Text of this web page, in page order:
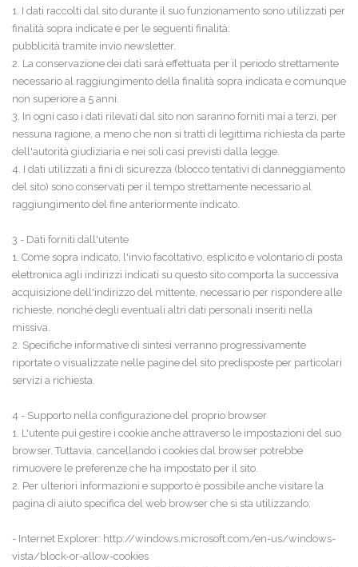
1. I dati raccolti dal sito durante il suo funzionamento sono utilizzati per
finalità sopra indicate e per le seguenti finalità:
pubblicità tramite invio newsletter.
2. La conservazione dei dati sarà effettuata per il periodo strettamente
necessario al raggiungimento della finalità sopra indicata e comunque
non superiore a 5 anni.
3. In ogni caso i dati rilevati dal sito non saranno forniti mai a terzi, per
nessuna ragione, a meno che non si tratti di legittima richiesta da parte
dell'autorità giudiziaria e nei soli casi previsti dalla legge.
4. I dati utilizzati a fini di sicurezza (blocco tentativi di danneggiamento
del sito) sono conservati per il tempo strettamente necessario al
raggiungimento del fine anteriormente indicato.
3 - Dati forniti dall'utente
1. Come sopra indicato, l'invio facoltativo, esplicito e volontario di posta
elettronica agli indirizzi indicati su questo sito comporta la successiva
acquisizione dell'indirizzo del mittente, necessario per rispondere alle
richieste, nonché degli eventuali altri dati personali inseriti nella
missiva.
2. Specifiche informative di sintesi verranno progressivamente
riportate o visualizzate nelle pagine del sito predisposte per particolari
servizi a richiesta.
4 - Supporto nella configurazione del proprio browser
1. L'utente puì gestire i cookie anche attraverso le impostazioni del suo
browser. Tuttavia, cancellando i cookies dal browser potrebbe
rimuovere le preferenze che ha impostato per il sito.
2. Per ulteriori informazioni e supporto è possibile anche visitare la
pagina di aiuto specifica del web browser che si sta utilizzando:
- Internet Explorer: http://windows.microsoft.com/en-us/windows-
vista/block-or-allow-cookies